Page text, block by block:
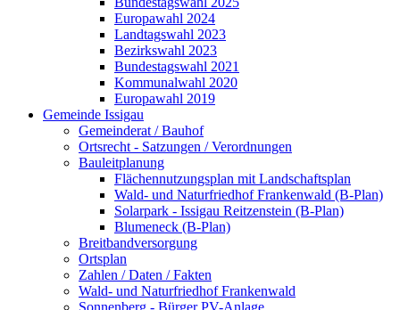
Europawahl 2024
Landtagswahl 2023
Bezirkswahl 2023
Bundestagswahl 2021
Kommunalwahl 2020
Europawahl 2019
Gemeinde Issigau
Gemeinderat / Bauhof
Ortsrecht - Satzungen / Verordnungen
Bauleitplanung
Flächennutzungsplan mit Landschaftsplan
Wald- und Naturfriedhof Frankenwald (B-Plan)
Solarpark - Issigau Reitzenstein (B-Plan)
Blumeneck (B-Plan)
Breitbandversorgung
Ortsplan
Zahlen / Daten / Fakten
Wald- und Naturfriedhof Frankenwald
Sonnenberg - Bürger PV-Anlage